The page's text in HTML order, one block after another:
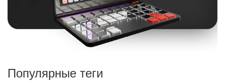
Популярные теги